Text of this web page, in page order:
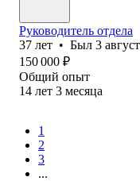
Руководитель отдела
37 лет • Был 3
150 000 ₽
Общий опыт
14 лет 3 месяца
1
2
3
...